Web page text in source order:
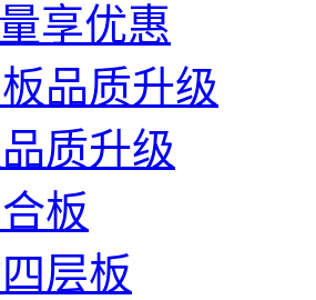
享优惠
品质升级
质升级
板
层板